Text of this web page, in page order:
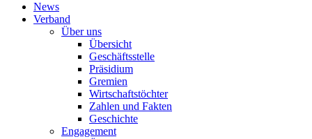
News
Verband
Über uns
Übersicht
Geschäftsstelle
Präsidium
Gremien
Wirtschaftstöchter
Zahlen und Fakten
Geschichte
Engagement